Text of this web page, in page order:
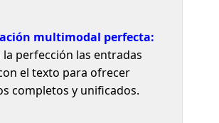
multimodal perfecta:
perfección las entradas
el texto para ofrecer
completos y unificados.